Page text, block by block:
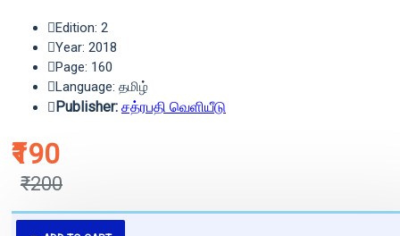
₹190
₹200
Edition: 2
Year: 2018
Page: 160
Language: தமிழ்
Publisher: சத்ரபதி வெளியீடு
புத்தகம் 3 - 7 நாட்களில் அனுப்பி